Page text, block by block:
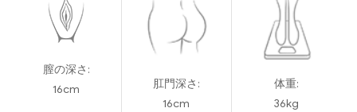
膣の深さ:
16cm
肛門深さ:
16cm
体重:
36kg